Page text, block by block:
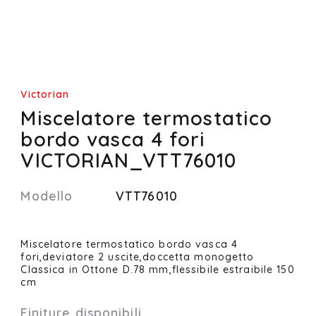
Victorian
Miscelatore termostatico
bordo vasca 4 fori
VICTORIAN_VTT76010
Modello VTT76010
Miscelatore termostatico bordo vasca 4
fori,deviatore 2 uscite,doccetta monogetto
Classica in Ottone D.78 mm,flessibile estraibile 150
cm
Finiture disponibili